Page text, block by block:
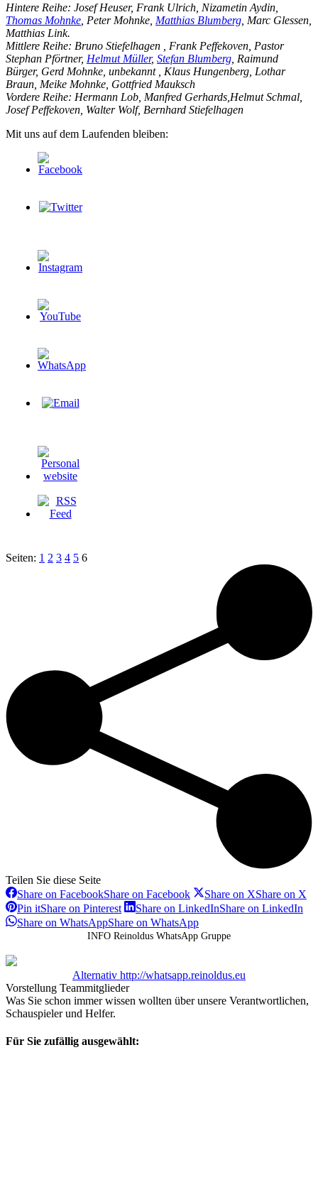
Hintere Reihe: Josef Heuser, Frank Ulrich, Nizametin Aydin,
Thomas Mohnke , Peter Mohnke, Matthias Blumberg , Marc Glessen,
Matthias Link.
Mittlere Reihe: Bruno Stiefelhagen , Frank Peffekoven, Pastor
Stephan Pförtner, Helmut Müller, Stefan Blumberg , Raimund
Bürger, Gerd Mohnke, unbekannt , Klaus Hungenberg, Lothar
Braun, Meike Mohnke, Gottfried Mauksch
Vordere Reihe: Hermann Lob, Manfred Gerhards,Helmut Schmal,
Josef Peffekoven, Walter Wolf, Bernhard Stiefelhagen
Mit uns auf dem Laufenden bleiben:
Seiten: 1 2 3 4 5 6
Teilen Sie diese Seite
Share on FacebookShare on Facebook Share on XShare on X
Pin itShare on Pinterest Share on LinkedInShare on LinkedIn
Share on WhatsAppShare on WhatsApp
INFO Reinoldus WhatsApp Gruppe
Alternativ http://whatsapp.reinoldus.eu
Vorstellung Teammitglieder
Was Sie schon immer wissen wollten über unsere Verantwortlichen,
Schauspieler und Helfer.
Für Sie zufällig ausgewählt: